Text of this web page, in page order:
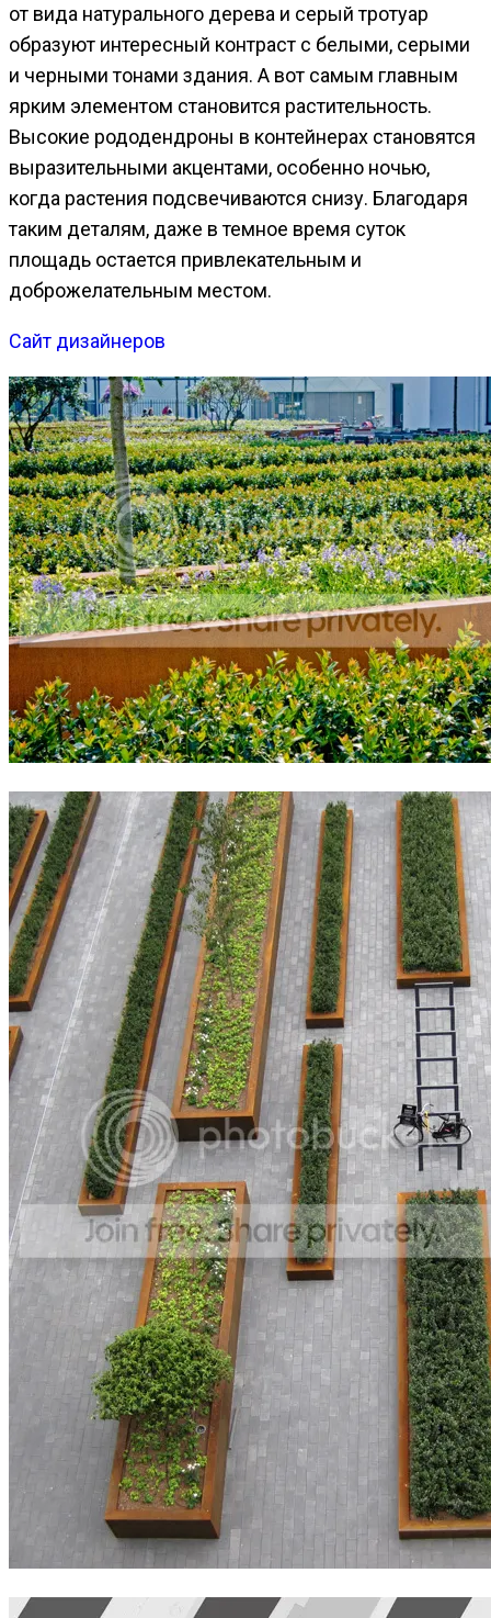
от вида натурального дерева и серый тротуар
образуют интересный контраст с белыми, серыми
и черными тонами здания. А вот самым главным
ярким элементом становится растительность.
Высокие рододендроны в контейнерах становятся
выразительными акцентами, особенно ночью,
когда растения подсвечиваются снизу. Благодаря
таким деталям, даже в темное время суток
площадь остается привлекательным и
доброжелательным местом.
Сайт дизайнеров